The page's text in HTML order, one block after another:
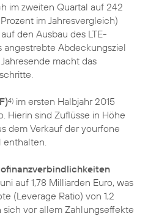
im zweiten Quartal auf 242
im Jahresvergleich)
den Ausbau des LTE-
angestrebte Abdeckungsziel
macht das
4) im ersten Halbjahr 2015
Hierin sind Zuflüsse in Höhe
dem Verkauf der yourfone
enthalten.
auf 1,78 Milliarden Euro, was
(Leverage Ratio) von 1,2
vor allem Zahlungseffekte